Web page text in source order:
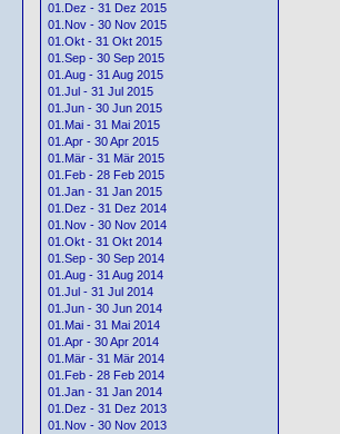
01.Dez - 31 Dez 2015
01.Nov - 30 Nov 2015
01.Okt - 31 Okt 2015
01.Sep - 30 Sep 2015
01.Aug - 31 Aug 2015
01.Jul - 31 Jul 2015
01.Jun - 30 Jun 2015
01.Mai - 31 Mai 2015
01.Apr - 30 Apr 2015
01.Mär - 31 Mär 2015
01.Feb - 28 Feb 2015
01.Jan - 31 Jan 2015
01.Dez - 31 Dez 2014
01.Nov - 30 Nov 2014
01.Okt - 31 Okt 2014
01.Sep - 30 Sep 2014
01.Aug - 31 Aug 2014
01.Jul - 31 Jul 2014
01.Jun - 30 Jun 2014
01.Mai - 31 Mai 2014
01.Apr - 30 Apr 2014
01.Mär - 31 Mär 2014
01.Feb - 28 Feb 2014
01.Jan - 31 Jan 2014
01.Dez - 31 Dez 2013
01.Nov - 30 Nov 2013